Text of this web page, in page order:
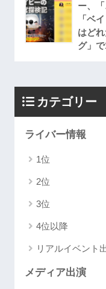
ー、
「ベ
はど
グ」で
カテゴリー
ライバー情報
1位
2位
3位
4位以降
リアルイベント
メディア出演